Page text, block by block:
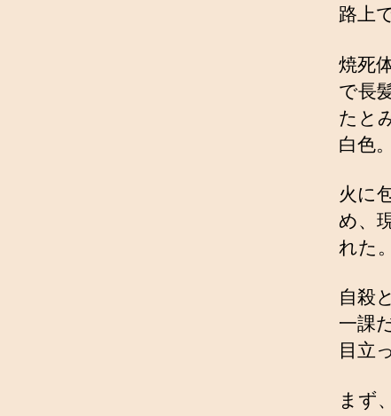
路上
焼死
で長
たと
白色。
火に
め、
れた。
自殺
一課
目立
まず